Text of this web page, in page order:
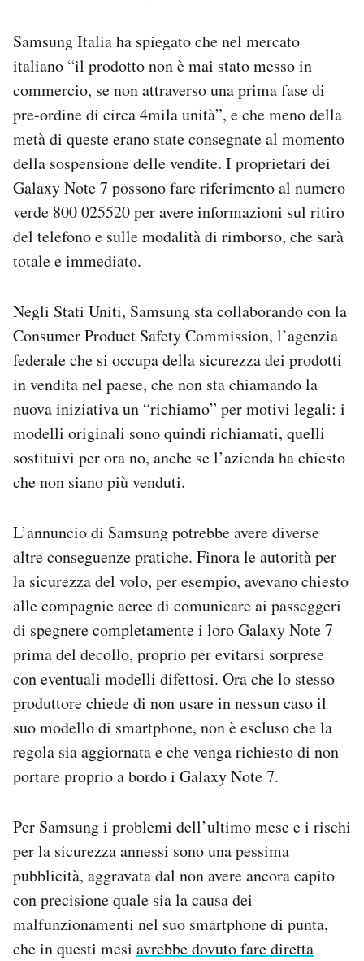
Samsung Italia ha spiegato che nel mercato
italiano “il prodotto non è mai stato messo in
commercio, se non attraverso una prima fase di
pre-ordine di circa 4mila unità”, e che meno della
metà di queste erano state consegnate al momento
della sospensione delle vendite. I proprietari dei
Galaxy Note 7 possono fare riferimento al numero
verde 800 025520 per avere informazioni sul ritiro
del telefono e sulle modalità di rimborso, che sarà
totale e immediato.
Negli Stati Uniti, Samsung sta collaborando con la
Consumer Product Safety Commission, l’agenzia
federale che si occupa della sicurezza dei prodotti
in vendita nel paese, che non sta chiamando la
nuova iniziativa un “richiamo” per motivi legali: i
modelli originali sono quindi richiamati, quelli
sostituivi per ora no, anche se l’azienda ha chiesto
che non siano più venduti.
L’annuncio di Samsung potrebbe avere diverse
altre conseguenze pratiche. Finora le autorità per
la sicurezza del volo, per esempio, avevano chiesto
alle compagnie aeree di comunicare ai passeggeri
di spegnere completamente i loro Galaxy Note 7
prima del decollo, proprio per evitarsi sorprese
con eventuali modelli difettosi. Ora che lo stesso
produttore chiede di non usare in nessun caso il
suo modello di smartphone, non è escluso che la
regola sia aggiornata e che venga richiesto di non
portare proprio a bordo i Galaxy Note 7.
Per Samsung i problemi dell’ultimo mese e i rischi
per la sicurezza annessi sono una pessima
pubblicità, aggravata dal non avere ancora capito
con precisione quale sia la causa dei
malfunzionamenti nel suo smartphone di punta,
che in questi mesi avrebbe dovuto fare diretta